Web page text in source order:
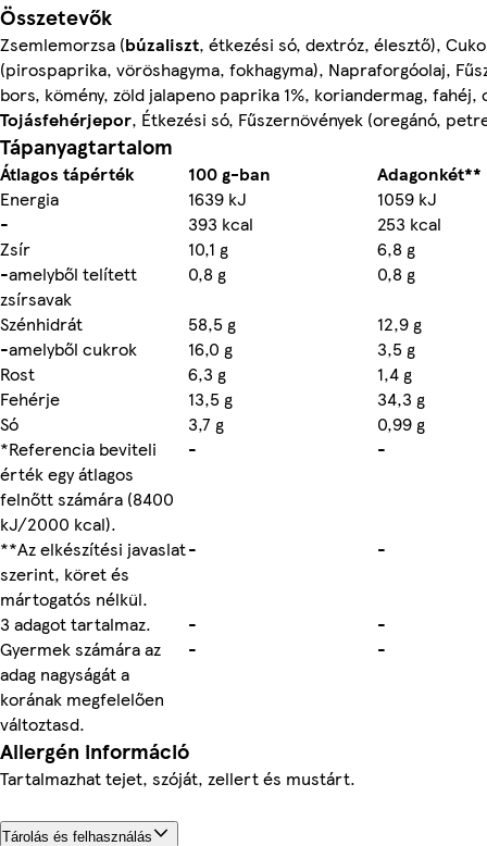
Összetevők
Zsemlemorzsa (búzaliszt, étkezési só, dextróz, élesztő),
(pirospaprika, vöröshagyma, fokhagyma), Napraforgóolaj,
bors, kömény, zöld jalapeno paprika 1%, koriandermag, fahéj,
Tojásfehérjepor, Étkezési só, Fűszernövények (oregánó,
Tápanyagtartalom
Átlagos tápérték 100 g-ban
Adagonkét**
Energia
1639 kJ
1059 kJ
-
393 kcal
253 kcal
Zsír
10,1 g
6,8 g
-amelyből telített
zsírsavak
0,8 g
0,8 g
Szénhidrát
58,5 g
12,9 g
-amelyből cukrok
16,0 g
3,5 g
Rost
6,3 g
1,4 g
Fehérje
13,5 g
34,3 g
Só
3,7 g
0,99 g
*Referencia beviteli
érték egy átlagos
felnőtt számára (8400
kJ/2000 kcal).
- -
**Az elkészítési javaslat
szerint, köret és
mártogatós nélkül.
- -
3 adagot tartalmaz. -
-
Gyermek számára az
adag nagyságát a
korának megfelelően
változtasd.
- -
Allergén információ
Tartalmazhat tejet, szóját, zellert és mustárt.
Tárolás és felhasználás